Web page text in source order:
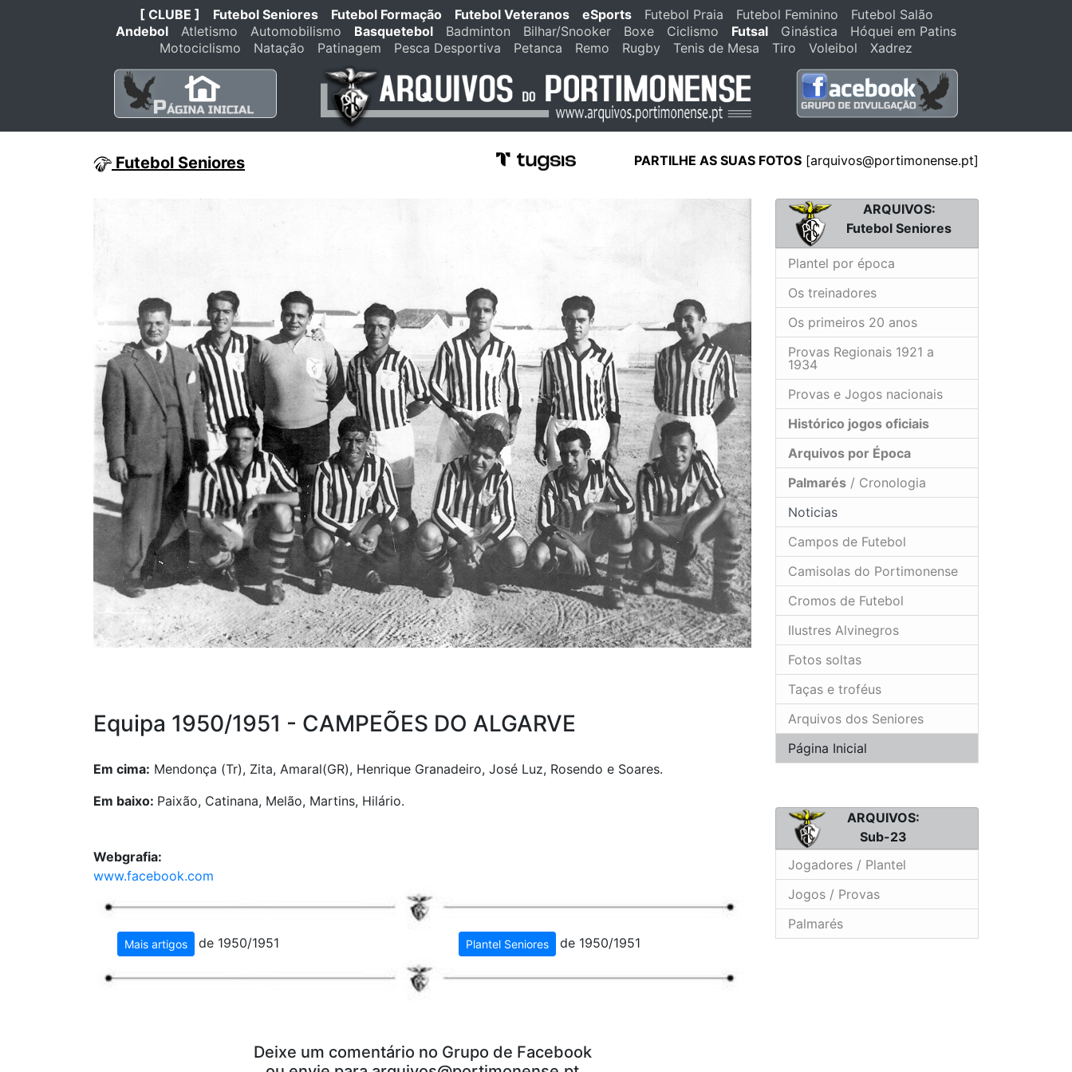
[ CLUBE ] Futebol Seniores Futebol Formação Futebol Veteranos eSports Futebol Praia Futebol Feminino
Futebol Salão
Andebol
Atletismo Automobilismo Basquetebol Badminton Bilhar/Snooker Boxe Ciclismo Futsal Ginástica
Hóquei em Patins
Motociclismo
Natação Patinagem Pesca Desportiva Petanca Remo Rugby Tenis de Mesa Tiro Voleibol Xadrez
Futebol Seniores PARTILHE AS SUAS FOTOS [arquivos@portimonense.pt]
Equipa 1950/1951 - CAMPEÕES DO ALGARVE
Em cima: Mendonça (Tr), Zita, Amaral(GR), Henrique Granadeiro, José Luz, Rosendo e Soares.
Em baixo: Paixão, Catinana, Melão, Martins, Hilário.
Webgrafia:
www.facebook.com
Mais artigos de 1950/1951 Plantel Seniores de 1950/1951
Deixe um comentário no Grupo de Facebook
ARQUIVOS:
Futebol Seniores
Plantel por época
Os treinadores
Os primeiros 20 anos
Provas Regionais 1921 a
1934
Provas e Jogos nacionais
Histórico jogos oficiais
Arquivos por Época
Palmarés / Cronologia
Noticias
Campos de Futebol
Camisolas do Portimonense
Cromos de Futebol
Ilustres Alvinegros
Fotos soltas
Taças e troféus
Arquivos dos Seniores
Página Inicial
ARQUIVOS:
Sub-23
Jogadores / Plantel
Jogos / Provas
Palmarés